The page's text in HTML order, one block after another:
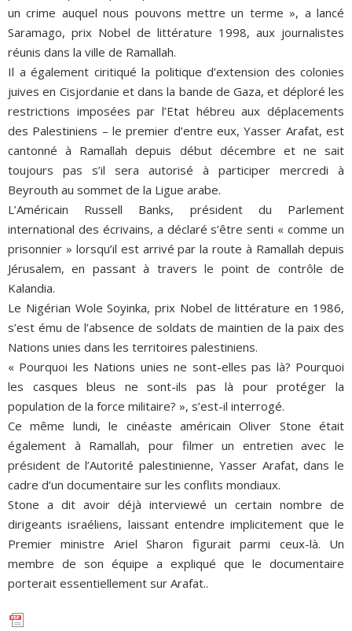
un crime auquel nous pouvons mettre un terme », a lancé
Saramago, prix Nobel de littérature 1998, aux journalistes
réunis dans la ville de Ramallah.
Il a également ciritiqué la politique d’extension des colonies
juives en Cisjordanie et dans la bande de Gaza, et déploré les
restrictions imposées par l’Etat hébreu aux déplacements
des Palestiniens – le premier d’entre eux, Yasser Arafat, est
cantonné à Ramallah depuis début décembre et ne sait
toujours pas s’il sera autorisé à participer mercredi à
Beyrouth au sommet de la Ligue arabe.
L’Américain Russell Banks, président du Parlement
international des écrivains, a déclaré s’être senti « comme un
prisonnier » lorsqu’il est arrivé par la route à Ramallah depuis
Jérusalem, en passant à travers le point de contrôle de
Kalandia.
Le Nigérian Wole Soyinka, prix Nobel de littérature en 1986,
s’est ému de l’absence de soldats de maintien de la paix des
Nations unies dans les territoires palestiniens.
« Pourquoi les Nations unies ne sont-elles pas là? Pourquoi
les casques bleus ne sont-ils pas là pour protéger la
population de la force militaire? », s’est-il interrogé.
Ce même lundi, le cinéaste américain Oliver Stone était
également à Ramallah, pour filmer un entretien avec le
président de l’Autorité palestinienne, Yasser Arafat, dans le
cadre d’un documentaire sur les conflits mondiaux.
Stone a dit avoir déjà interviewé un certain nombre de
dirigeants israéliens, laissant entendre implicitement que le
Premier ministre Ariel Sharon figurait parmi ceux-là. Un
membre de son équipe a expliqué que le documentaire
porterait essentiellement sur Arafat..